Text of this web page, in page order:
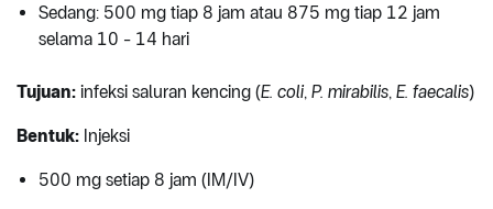
Sedang: 500 mg tiap 8 jam atau 875 mg tiap 12 jam
selama 10 - 14 hari
Tujuan: infeksi saluran kencing (E. coli, P. mirabilis, E. faecalis)
Bentuk: Injeksi
500 mg setiap 8 jam (IM/IV)